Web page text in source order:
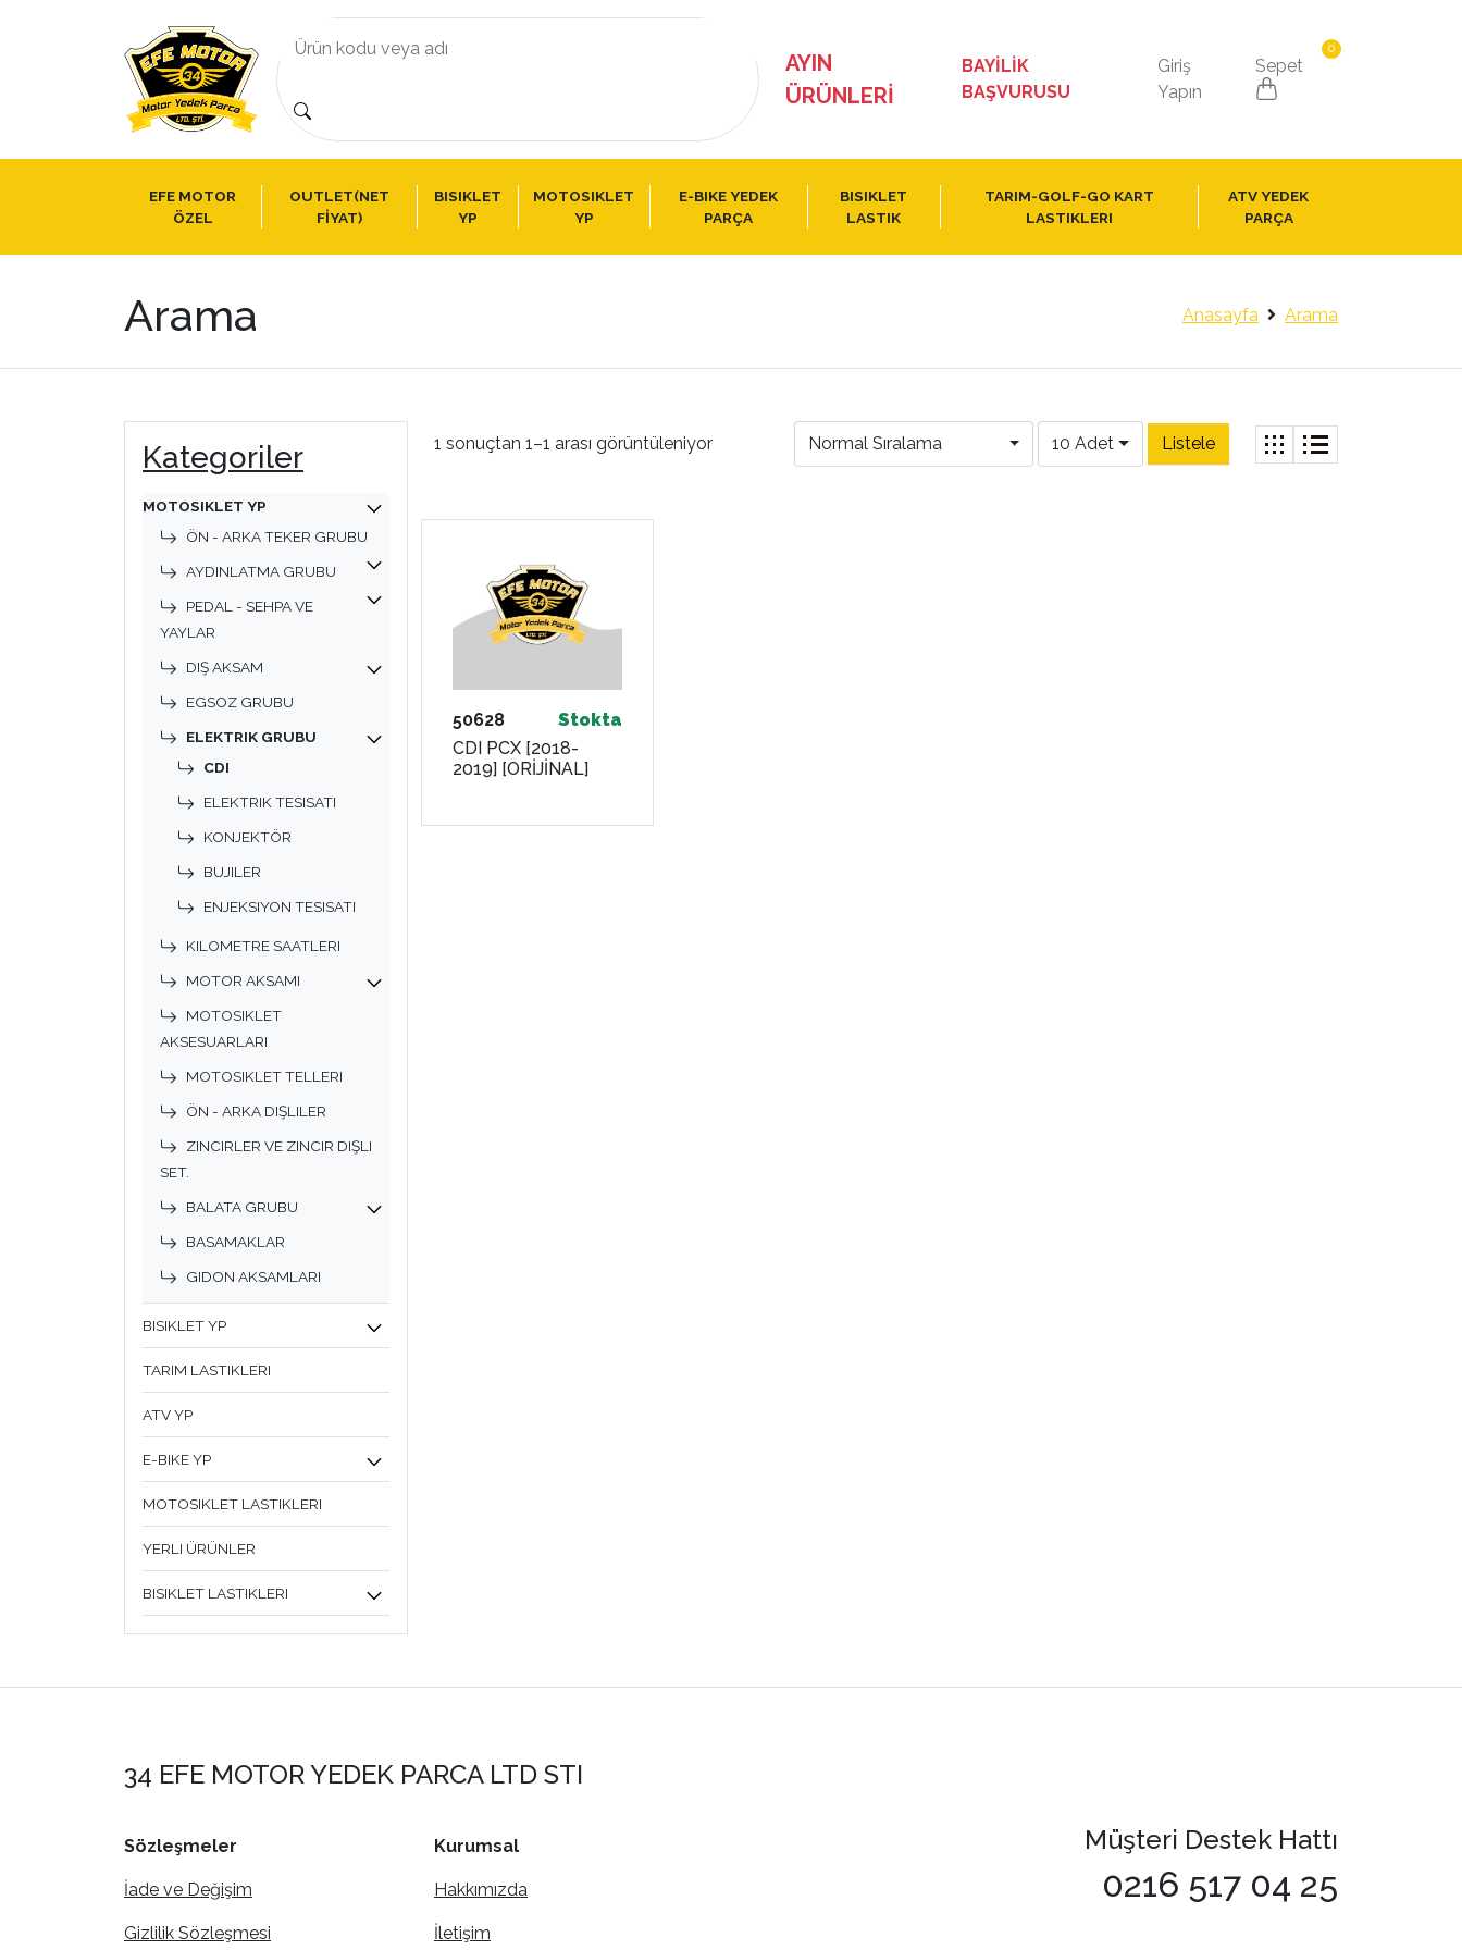
AYIN
ÜRÜNLERI
BAYİLİK
BAŞVURUSU
Giriş
Yapın
Sepet
0
EFE MOTOR
ÖZEL
OUTLET(NET
FİYAT)
BISIKLET
YP
MOTOSIKLET
YP
E-BIKE YEDEK
PARÇA
BISIKLET
LASTIK
TARIM-GOLF-GO KART
LASTIKLERI
ATV YEDEK
PARÇA
Arama Anasayfa Arama
Kategoriler
MOTOSIKLET YP
ÖN - ARKA TEKER GRUBU
AYDINLATMA GRUBU
PEDAL - SEHPA VE
YAYLAR
DIŞ AKSAM
EGSOZ GRUBU
ELEKTRIK GRUBU
CDI
ELEKTRIK TESISATI
KONJEKTÖR
BUJILER
ENJEKSIYON TESISATI
KILOMETRE SAATLERI
MOTOR AKSAMI
MOTOSIKLET
AKSESUARLARI
MOTOSIKLET TELLERI
ÖN - ARKA DIŞLILER
ZINCIRLER VE ZINCIR DIŞLI
SET.
BALATA GRUBU
BASAMAKLAR
GIDON AKSAMLARI
BISIKLET YP
TARIM LASTIKLERI
ATV YP
E-BIKE YP
MOTOSIKLET LASTIKLERI
YERLI ÜRÜNLER
BISIKLET LASTIKLERI
1 sonuçtan 1–1 arası görüntüleniyor Normal Sıralama 10 Adet
50628
Stokta
CDI PCX [2018-
2019] [ORİJİNAL]
34 EFE MOTOR YEDEK PARCA LTD STI
Sözleşmeler
İade ve Değişim
Gizlilik Sözleşmesi
Kurumsal
Hakkımızda
İletişim
Müşteri Destek Hattı
0216 517 04 25